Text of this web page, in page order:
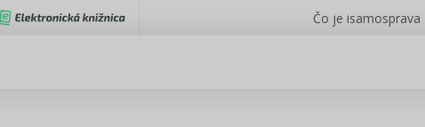
Čo je isamosprava